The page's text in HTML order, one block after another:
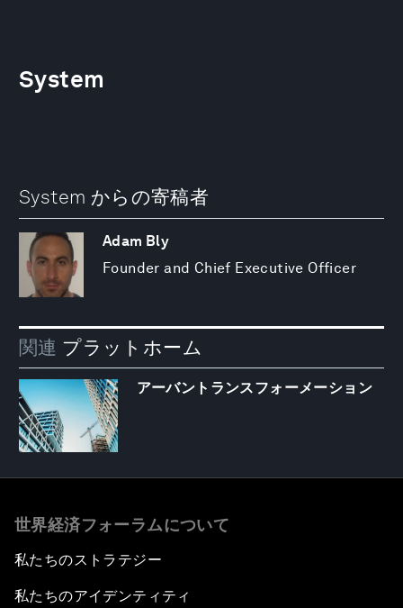
System
System からの寄稿者
Adam Bly
Founder and Chief Executive Officer
関連 プラットホーム
アーバントランスフォーメーション
世界経済フォーラムについて
私たちのストラテジー
私たちのアイデンティティ